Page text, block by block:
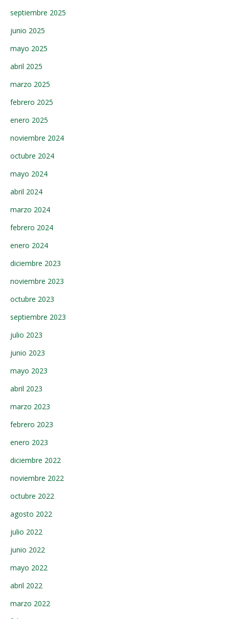
septiembre 2025
junio 2025
mayo 2025
abril 2025
marzo 2025
febrero 2025
enero 2025
noviembre 2024
octubre 2024
mayo 2024
abril 2024
marzo 2024
febrero 2024
enero 2024
diciembre 2023
noviembre 2023
octubre 2023
septiembre 2023
julio 2023
junio 2023
mayo 2023
abril 2023
marzo 2023
febrero 2023
enero 2023
diciembre 2022
noviembre 2022
octubre 2022
agosto 2022
julio 2022
junio 2022
mayo 2022
abril 2022
marzo 2022